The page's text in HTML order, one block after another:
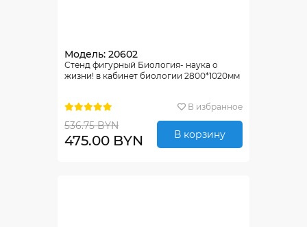
Модель: 20602
Стенд фигурный Биология- наука о
жизни! в кабинет биологии 2800*1020мм
В избранное
536.75 BYN
475.00 BYN В корзину